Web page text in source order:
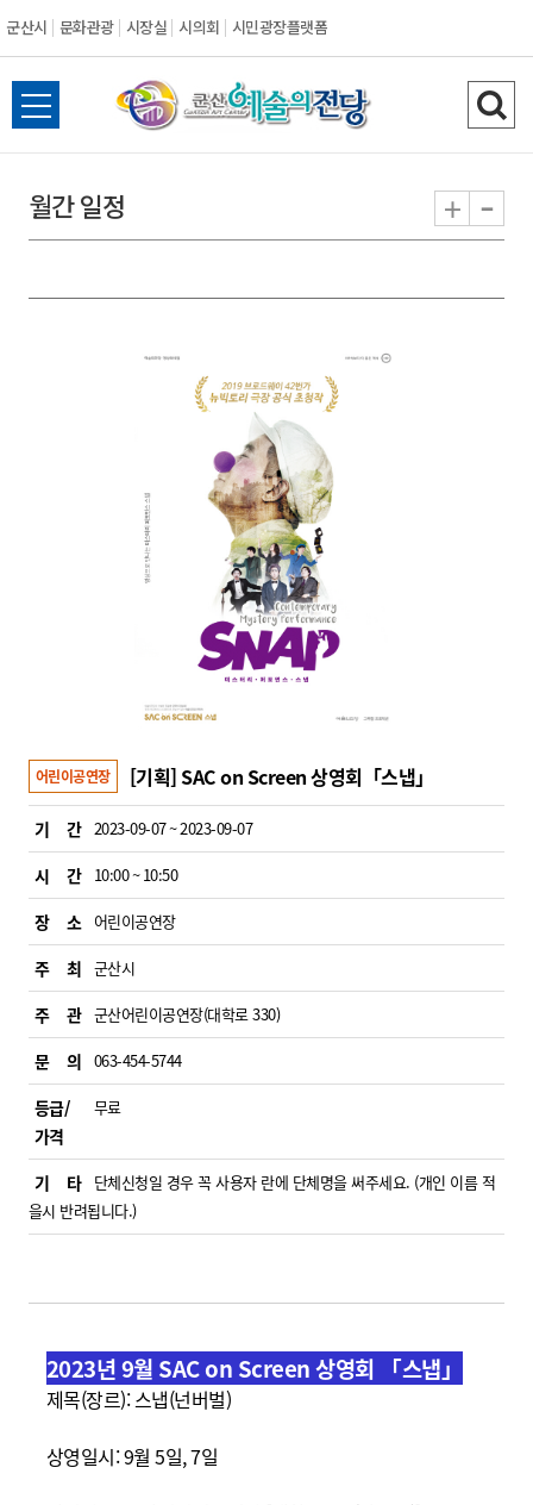
군산시 문화관광 시장실 시의회 시민광장플랫폼
군
산
전
체
뉴
열
검
색
기
월간 일정 + -
어린이공연장 [기획] SAC on Screen 상영회「스냅」
기 간 2023-09-07 ~ 2023-09-07
시 간 10:00 ~ 10:50
장 소 어린이공연장
주 최 군산시
주 관 군산어린이공연장(대학로 330)
문 의 063-454-5744
등급/
가격
무료
기 타 단체신청일 경우 꼭 사용자 란에 단체명을 써주세요. (개인 이름 적
을시 반려됩니다.)
2023년 9월 SAC on Screen 상영회 「스냅」
제목(장르): 스냅(넌버벌)
상영일시: 9월 5일, 7일